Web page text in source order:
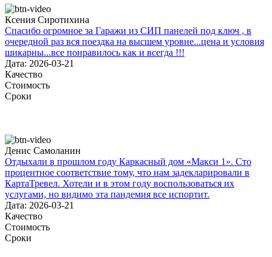
Ксения Сиротихина
Спасибо огромное за Гаражи из СИП панелей под ключ , в
очередной раз вся поездка на высшем уровне...цена и условия
шикарны...все понравилось как и всегда !!!
Дата: 2026-03-21
Качество
Стоимость
Сроки
Денис Самоланин
Отдыхали в прошлом году Каркасный дом «Макси 1». Сто
процентное соответствие тому, что нам задекларировали в
КартаТревел. Хотели и в этом году воспользоваться их
услугами, но видимо эта пандемия все испортит.
Дата: 2026-03-21
Качество
Стоимость
Сроки